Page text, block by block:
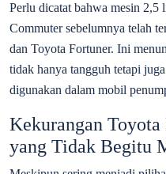
Perlu dicatat bahwa mesin 2,5
Commuter sebelumnya telah
dan Toyota Fortuner. Ini
tidak hanya tangguh tetapi
digunakan dalam mobil
Kekurangan
yang Tidak Begitu